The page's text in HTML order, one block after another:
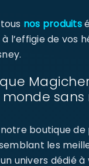
nos produits
l’effigie de vos
sans
boutique de
les
univers dédié à